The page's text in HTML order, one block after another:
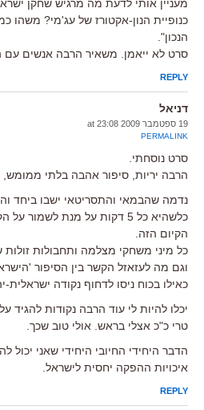
מעניין אותי לדעת מה מרגיש שחקן
כנופיית הנון-אקטורז של עג'מי?
הנכון".
סרט לא ייאמן. משאיר הרבה אנשים עם
REPLY
דניאל
19 ספטמבר 2009 at 23:08
PERMALINK
סרט נוסחתי.
הרבה יריות, סיפור אהבה בלתי ממומש,
נדמה שהבמאי והתסריטאי ישבו ביחד
כלשהיא כל 5 דקות על מנת
הקיום הזה.
כל מיני משחקי מצלמה ותחבולות זולות
וגם מה לעזאזל הקשר בין הסיפור
כאילו בכוח ניסו לדחוף נקודה ישראלית-
יכלו להיות לי עוד הרבה נקודות
טרי כ"כ אצלי בראש. אולי טוב שכך.
הדבר היחידי החיובי היחידי שאני יכול
איכויות ההפקה יחסית לישראל.
REPLY